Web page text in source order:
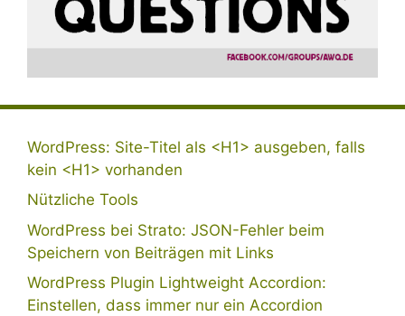
WordPress: Site-Titel als <H1> ausgeben, falls
kein <H1> vorhanden
Nützliche Tools
WordPress bei Strato: JSON-Fehler beim
Speichern von Beiträgen mit Links
WordPress Plugin Lightweight Accordion:
Einstellen, dass immer nur ein Accordion